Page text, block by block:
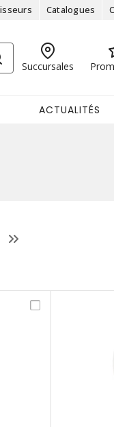
Catalogues
Succursales
ACTUALITÉS